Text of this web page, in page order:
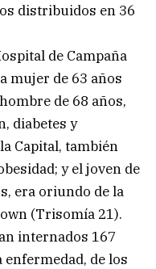
distribuidos en 36
de Campaña
mujer de 63 años
de 68 años,
diabetes y
Capital, también
y el joven de
era oriundo de la
(Trisomía 21).
internados 167
de los